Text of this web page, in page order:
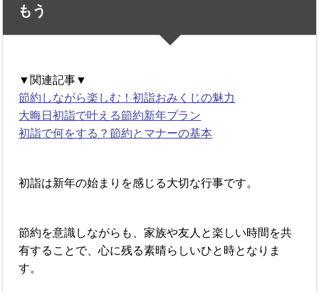
もう
▼関連記事▼
節約しながら楽しむ！初詣おみくじの魅力
大晦日初詣で叶える節約新年プラン
初詣で何をする？節約とマナーの基本
初詣は新年の始まりを感じる大切な行事です。
節約を意識しながらも、家族や友人と楽しい時間を共
有することで、心に残る素晴らしいひと時となりま
す。